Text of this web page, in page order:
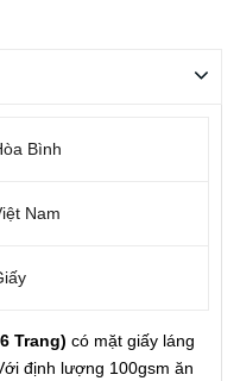
Bình
Nam
Trang) có mặt giấy láng
định lượng 100gsm ăn